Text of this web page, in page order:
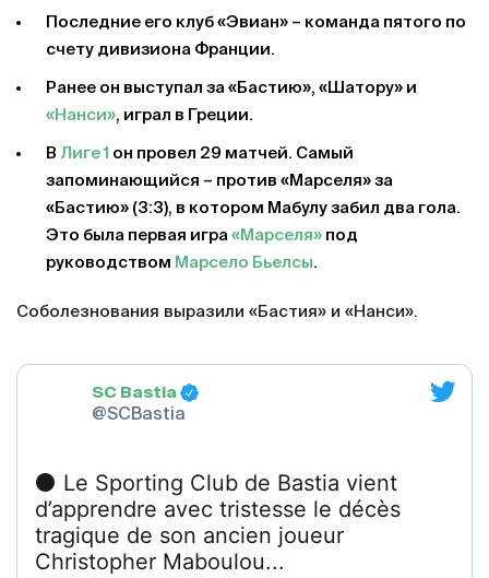
Последние его клуб «Эвиан» – команда пятого по
счету дивизиона Франции.
Ранее он выступал за «Бастию», «Шатору» и
«Нанси», играл в Греции.
В Лиге 1 он провел 29 матчей. Самый
запоминающийся – против «Марселя» за
«Бастию» (3:3), в котором Мабулу забил два гола.
Это была первая игра «Марселя» под
руководством Марсело Бьелсы.
Соболезнования выразили «Бастия» и «Нанси».
SC Bastia
@SCBastia
⚫️ Le Sporting Club de Bastia vient
d’apprendre avec tristesse le décès
tragique de son ancien joueur
Christopher Maboulou...